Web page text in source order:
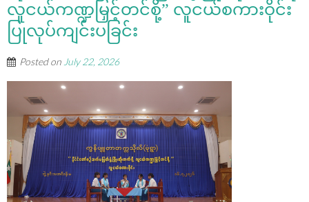
လူငယ်ကဏ္ဍမြှင့်တင်စို့” လူငယ်စကားဝိုင်း
ပြုလုပ်ကျင်းပခြင်း
Posted on July 22, 2026